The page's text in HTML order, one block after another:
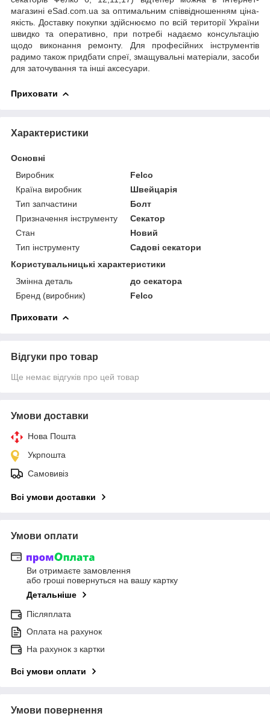
магазині eSad.com.ua за оптимальним співвідношенням ціна-
якість. Доставку покупки здійснюємо по всій території України
швидко та оперативно, при потребі надаємо консультацію
щодо виконання ремонту. Для професійних інструментів
радимо також придбати спреї, змащувальні матеріали, засоби
для заточування та інші аксесуари.
Приховати
Характеристики
Основні
Виробник
Felco
Країна виробник
Швейцарія
Тип запчастини
Болт
Призначення інструменту
Секатор
Стан
Новий
Тип інструменту
Садові секатори
Користувальницькі характеристики
Змінна деталь
до секатора
Бренд (виробник)
Felco
Приховати
Відгуки про товар
Ще немає відгуків про цей товар
Умови доставки
Нова Пошта
Укрпошта
Самовивіз
Всі умови доставки
Умови оплати
Ви отримаєте замовлення
або гроші повернуться на вашу картку
Детальніше
Післяплата
Оплата на рахунок
На рахунок з картки
Всі умови оплати
Умови повернення